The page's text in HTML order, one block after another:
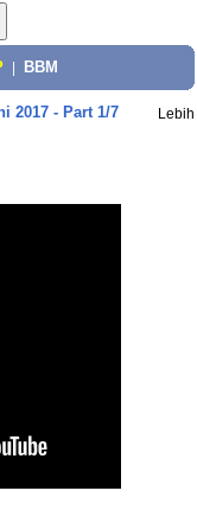
BBM
2017 - Part 1/7 Lebih